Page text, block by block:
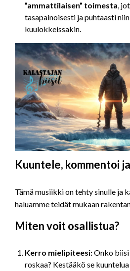
”ammattilaisen” toimesta,
tasapainoisesti ja puhtaasti
kuulokkeissakin.
Kuuntele, kommentoi
Tämä musiikki on tehty sinulle ja
haluamme teidät mukaan
Miten voit osallistua?
Kerro mielipiteesi:Onko biisi
roskaa? Kestääkö se